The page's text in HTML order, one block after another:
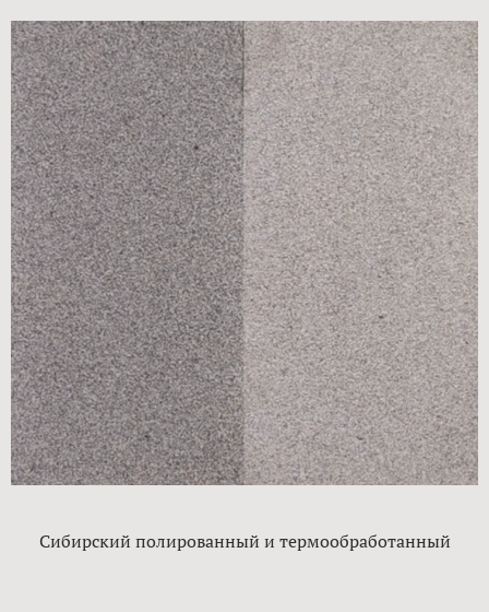
Сибирский полированный и термообработанный